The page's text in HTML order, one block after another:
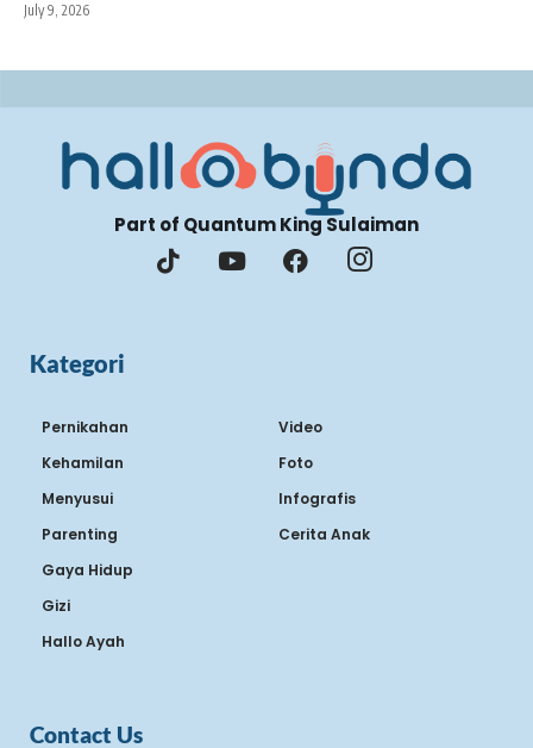
July 9, 2026
Part of Quantum King Sulaiman
Kategori
Pernikahan
Kehamilan
Menyusui
Parenting
Gaya Hidup
Gizi
Hallo Ayah
Video
Foto
Infografis
Cerita Anak
Contact Us